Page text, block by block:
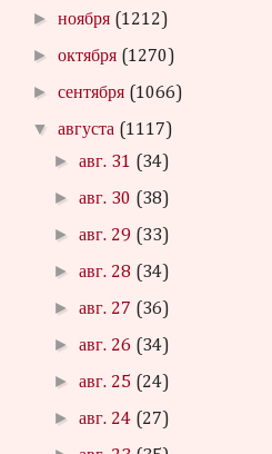
►ноября (1212)
►октября (1270)
►сентября (1066)
▼августа (1117)
►авг. 31 (34)
►авг. 30 (38)
►авг. 29 (33)
►авг. 28 (34)
►авг. 27 (36)
►авг. 26 (34)
►авг. 25 (24)
►авг. 24 (27)